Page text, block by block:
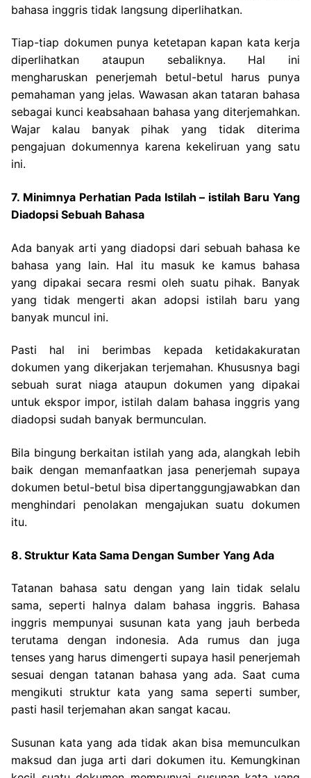
bahasa inggris tidak langsung diperlihatkan.
Tiap-tiap dokumen punya ketetapan kapan kata kerja
diperlihatkan ataupun sebaliknya. Hal ini
mengharuskan penerjemah betul-betul harus punya
pemahaman yang jelas. Wawasan akan tataran bahasa
sebagai kunci keabsahaan bahasa yang diterjemahkan.
Wajar kalau banyak pihak yang tidak diterima
pengajuan dokumennya karena kekeliruan yang satu
ini.
7. Minimnya Perhatian Pada Istilah – istilah Baru Yang
Diadopsi Sebuah Bahasa
Ada banyak arti yang diadopsi dari sebuah bahasa ke
bahasa yang lain. Hal itu masuk ke kamus bahasa
yang dipakai secara resmi oleh suatu pihak. Banyak
yang tidak mengerti akan adopsi istilah baru yang
banyak muncul ini.
Pasti hal ini berimbas kepada ketidakakuratan
dokumen yang dikerjakan terjemahan. Khususnya bagi
sebuah surat niaga ataupun dokumen yang dipakai
untuk ekspor impor, istilah dalam bahasa inggris yang
diadopsi sudah banyak bermunculan.
Bila bingung berkaitan istilah yang ada, alangkah lebih
baik dengan memanfaatkan jasa penerjemah supaya
dokumen betul-betul bisa dipertanggungjawabkan dan
menghindari penolakan mengajukan suatu dokumen
itu.
8. Struktur Kata Sama Dengan Sumber Yang Ada
Tatanan bahasa satu dengan yang lain tidak selalu
sama, seperti halnya dalam bahasa inggris. Bahasa
inggris mempunyai susunan kata yang jauh berbeda
terutama dengan indonesia. Ada rumus dan juga
tenses yang harus dimengerti supaya hasil penerjemah
sesuai dengan tatanan bahasa yang ada. Saat cuma
mengikuti struktur kata yang sama seperti sumber,
pasti hasil terjemahan akan sangat kacau.
Susunan kata yang ada tidak akan bisa memunculkan
maksud dan juga arti dari dokumen itu. Kemungkinan